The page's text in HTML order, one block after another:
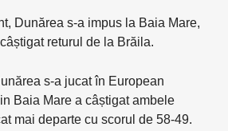
Dunărea s-a impus la Baia Mare,
returul de la Brăila.
s-a jucat în European
Baia Mare a câștigat ambele
mai departe cu scorul de 58-49.